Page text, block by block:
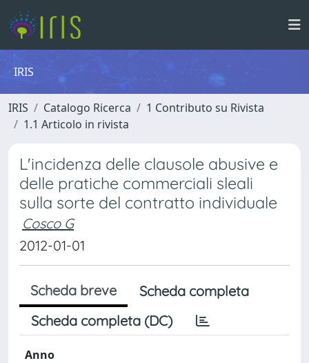
IRIS
IRIS Catalogo Ricerca
1 Contributo su Rivista
1.1 Articolo in rivista
L'incidenza delle clausole abusive e
delle pratiche commerciali sleali
sulla sorte del contratto individuale
Cosco G
2012-01-01
Scheda breve
Scheda completa
Scheda completa (DC)
Anno